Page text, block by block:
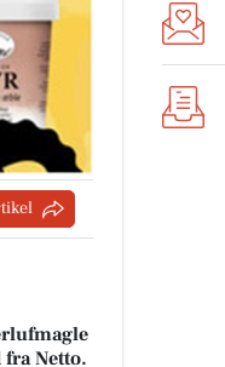
Netto.